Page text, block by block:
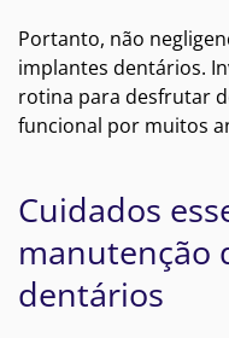
Portanto, não
implantes dentários.
rotina para desfrutar
funcional por muitos
Cuidados
manutenção
dentários